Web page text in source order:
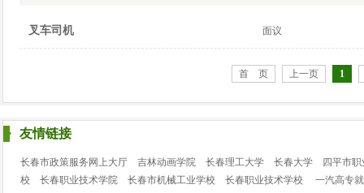
叉车司机 面议
首 页 上一页 1
友情链接
长春市政策服务网上大厅 吉林动画学院 长春理工大学 长春大学
四平市
校
长春职业技术学院 长春市机械工业学校 长春职业技术学校 一汽高专